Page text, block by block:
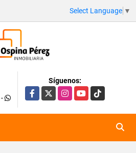
Select Language ▼
-
Síguenos:
Facebook
X InstagramYouTubeTikTok